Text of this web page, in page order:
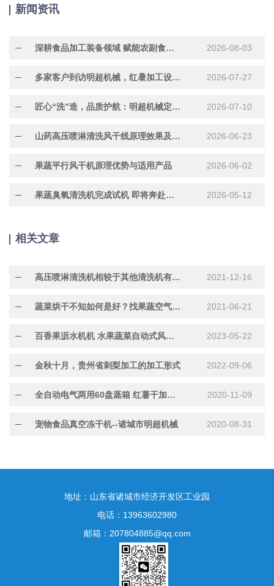
新闻资讯
深耕食品加工装备领域 赋能农副食品产业提质增效 2026-08-03
多家客户到访明超机械，红暑加工设备现场试机洽谈合作 2026-07-27
匠心“洗”造，品质护航：明超机械定制化304不锈钢水果清洗机正在加紧赶制中 2026-07-10
山药高压喷淋清洗风干线原理效果及适用产品 2026-06-23
果蔬平行风干机原理优势与适用产品 2026-06-02
果蔬臭氧清洗机完成试机 即将奔赴市场 2026-05-12
相关文章
高压喷淋清洗机相较于其他清洗机有什么优势？ 2021-12-16
蔬菜烘干不知如何是好？找果蔬空气能烘干机啊 2021-06-21
百香果沥水机机 水果蔬菜自动式风干机 2023-05-22
金秋十月，贵州省刺梨加工的加工形式 2022-09-06
全自动电气两用60盘蒸箱 红薯干加工*设备 2020-11-09
宠物食品真空冻干机--诸城市明超机械 2020-08-31
地址：山东省诸城市经济开发区工业园
电话：13963602980
邮箱：207804885@qq.com